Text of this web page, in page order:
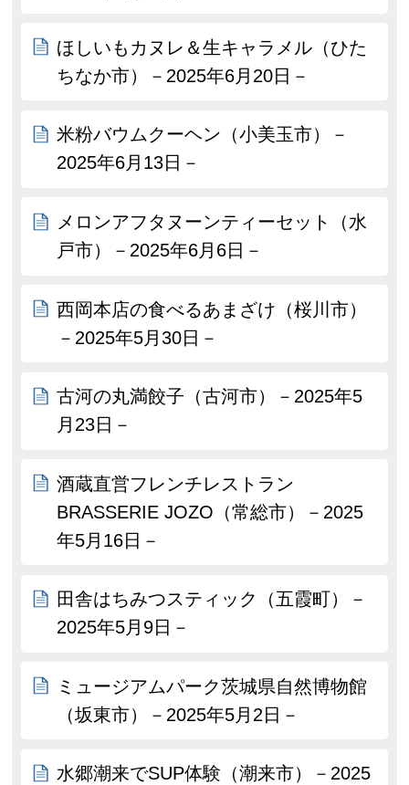
ほしいもカヌレ＆生キャラメル（ひた
ちなか市）－2025年6月20日－
米粉バウムクーヘン（小美玉市）－
2025年6月13日－
メロンアフタヌーンティーセット（水
戸市）－2025年6月6日－
西岡本店の食べるあまざけ（桜川市）
－2025年5月30日－
古河の丸満餃子（古河市）－2025年5
月23日－
酒蔵直営フレンチレストラン
BRASSERIE JOZO（常総市）－2025
年5月16日－
田舎はちみつスティック（五霞町）－
2025年5月9日－
ミュージアムパーク茨城県自然博物館
（坂東市）－2025年5月2日－
水郷潮来でSUP体験（潮来市）－2025